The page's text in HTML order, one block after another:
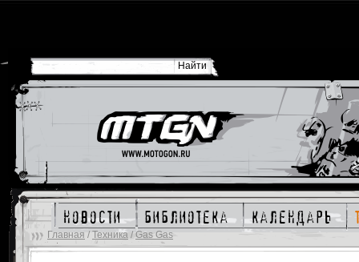
новости библиотека календарь
Главная /Техника /Gas Gas